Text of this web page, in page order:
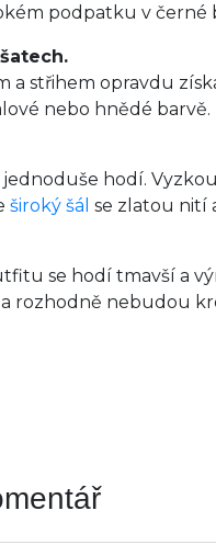
podpatku v černé
a střihem opravdu
nebo hnědé barvě.
hodí.
široký šál se zlatou nití
se hodí tmavší a
rozhodně nebudou